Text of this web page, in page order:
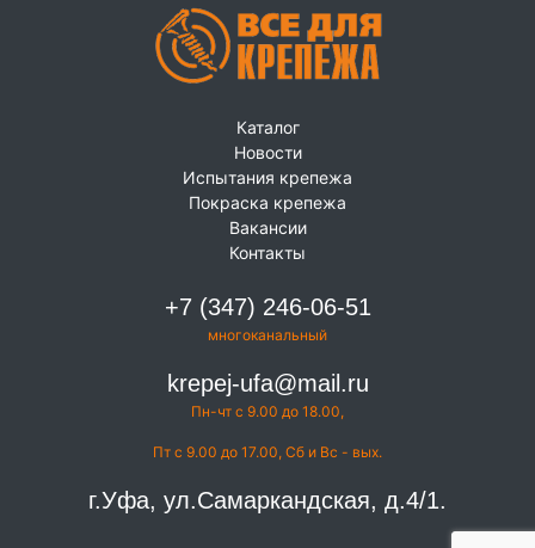
Каталог
Новости
Испытания крепежа
Покраска крепежа
Вакансии
Контакты
+7 (347) 246-06-51
многоканальный
krepej-ufa@mail.ru
Пн-чт с 9.00 до 18.00,
Пт с 9.00 до 17.00, Сб и Вс - вых.
г.Уфа, ул.Самаркандская, д.4/1.